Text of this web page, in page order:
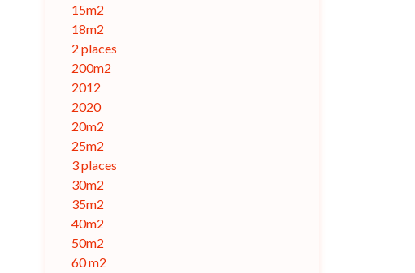
15m2
18m2
2 places
200m2
2012
2020
20m2
25m2
3 places
30m2
35m2
40m2
50m2
60 m2